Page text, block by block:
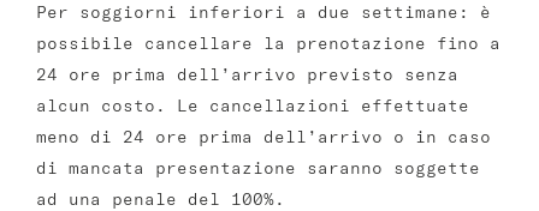
Per soggiorni inferiori a due settimane: è
possibile cancellare la prenotazione fino a
24 ore prima dell’arrivo previsto senza
alcun costo. Le cancellazioni effettuate
meno di 24 ore prima dell’arrivo o in caso
di mancata presentazione saranno soggette
ad una penale del 100%.